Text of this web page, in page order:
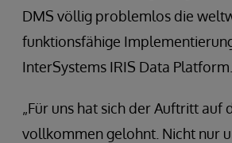
DMS völlig problemlos die
funktionsfähige
InterSystems IRIS Data Platform.
„Für uns hat sich der Auftritt auf
vollkommen gelohnt. Nicht nur